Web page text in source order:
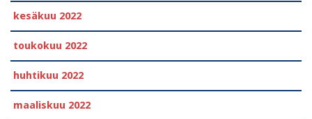
kesäkuu 2022
toukokuu 2022
huhtikuu 2022
maaliskuu 2022